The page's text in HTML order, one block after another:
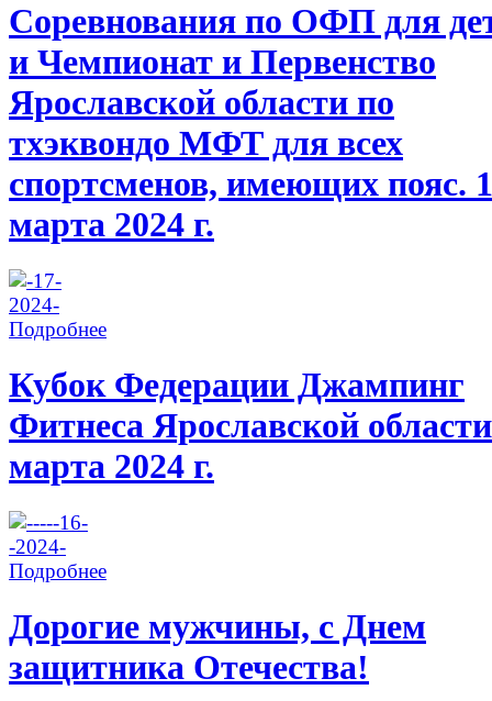
Соревнования по ОФП для
и Чемпионат и Первенство
Ярославской области по
тхэквондо МФТ для всех
спортсменов, имеющих пояс.
марта 2024 г.
Подробнее
Кубок Федерации Джампинг
Фитнеса Ярославской
марта 2024 г.
Подробнее
Дорогие мужчины, с Днем
защитника Отечества!